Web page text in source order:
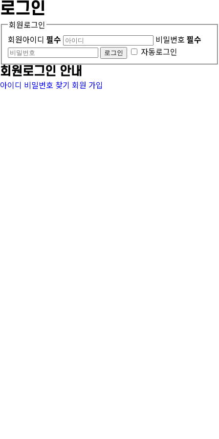
로그인
회원로그인
회원아이디 필수 비밀번호 필수
자동로그인
회원로그인 안내
아이디 비밀번호 찾기 회원 가입